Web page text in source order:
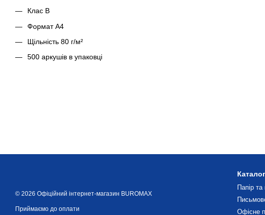
Клас В
Формат А4
Щільність 80 г/м²
500 аркушів в упаковці
© 2026 Офіційний інтернет-магазин BUROMAX
Приймаємо до оплати
Каталог
Папір
Офісне